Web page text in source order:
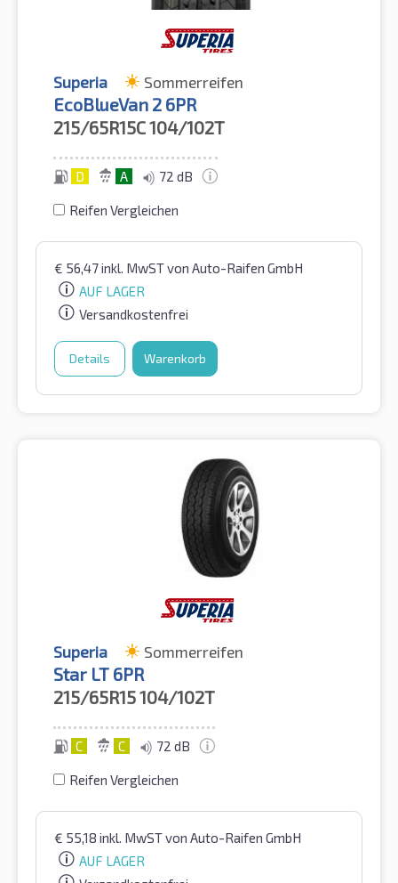
Superia Sommerreifen
EcoBlueVan 2 6PR
215/65R15C104/102T
D A 72 dB
Reifen Vergleichen
€ 56,47inkl. MwSTvon Auto-Raifen GmbH
AUF LAGER
Versandkostenfrei
Details Warenkorb
Superia Sommerreifen
Star LT 6PR
215/65R15104/102T
C C 72 dB
Reifen Vergleichen
€ 55,18 inkl. MwSTvon Auto-Raifen GmbH
AUF LAGER